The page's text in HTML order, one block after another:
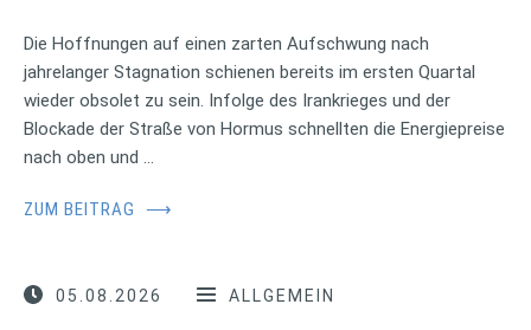
Die Hoffnungen auf einen zarten Aufschwung nach
jahrelanger Stagnation schienen bereits im ersten Quartal
wieder obsolet zu sein. Infolge des Irankrieges und der
Blockade der Straße von Hormus schnellten die Energiepreise
nach oben und …
ZUM BEITRAG ⟶
05.08.2026 ALLGEMEIN